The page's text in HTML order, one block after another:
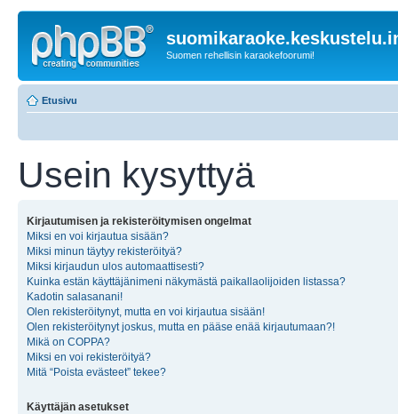
Suomen rehellisin karaokefoorumi!
Etusivu
Usein kysyttyä
Kirjautumisen ja rekisteröitymisen ongelmat
Miksi en voi kirjautua sisään?
Miksi minun täytyy rekisteröityä?
Miksi kirjaudun ulos automaattisesti?
Kuinka estän käyttäjänimeni näkymästä paikallaolijoiden listassa?
Kadotin salasanani!
Olen rekisteröitynyt, mutta en voi kirjautua sisään!
Olen rekisteröitynyt joskus, mutta en pääse enää kirjautumaan?!
Mikä on COPPA?
Miksi en voi rekisteröityä?
Mitä “Poista evästeet” tekee?
Käyttäjän asetukset